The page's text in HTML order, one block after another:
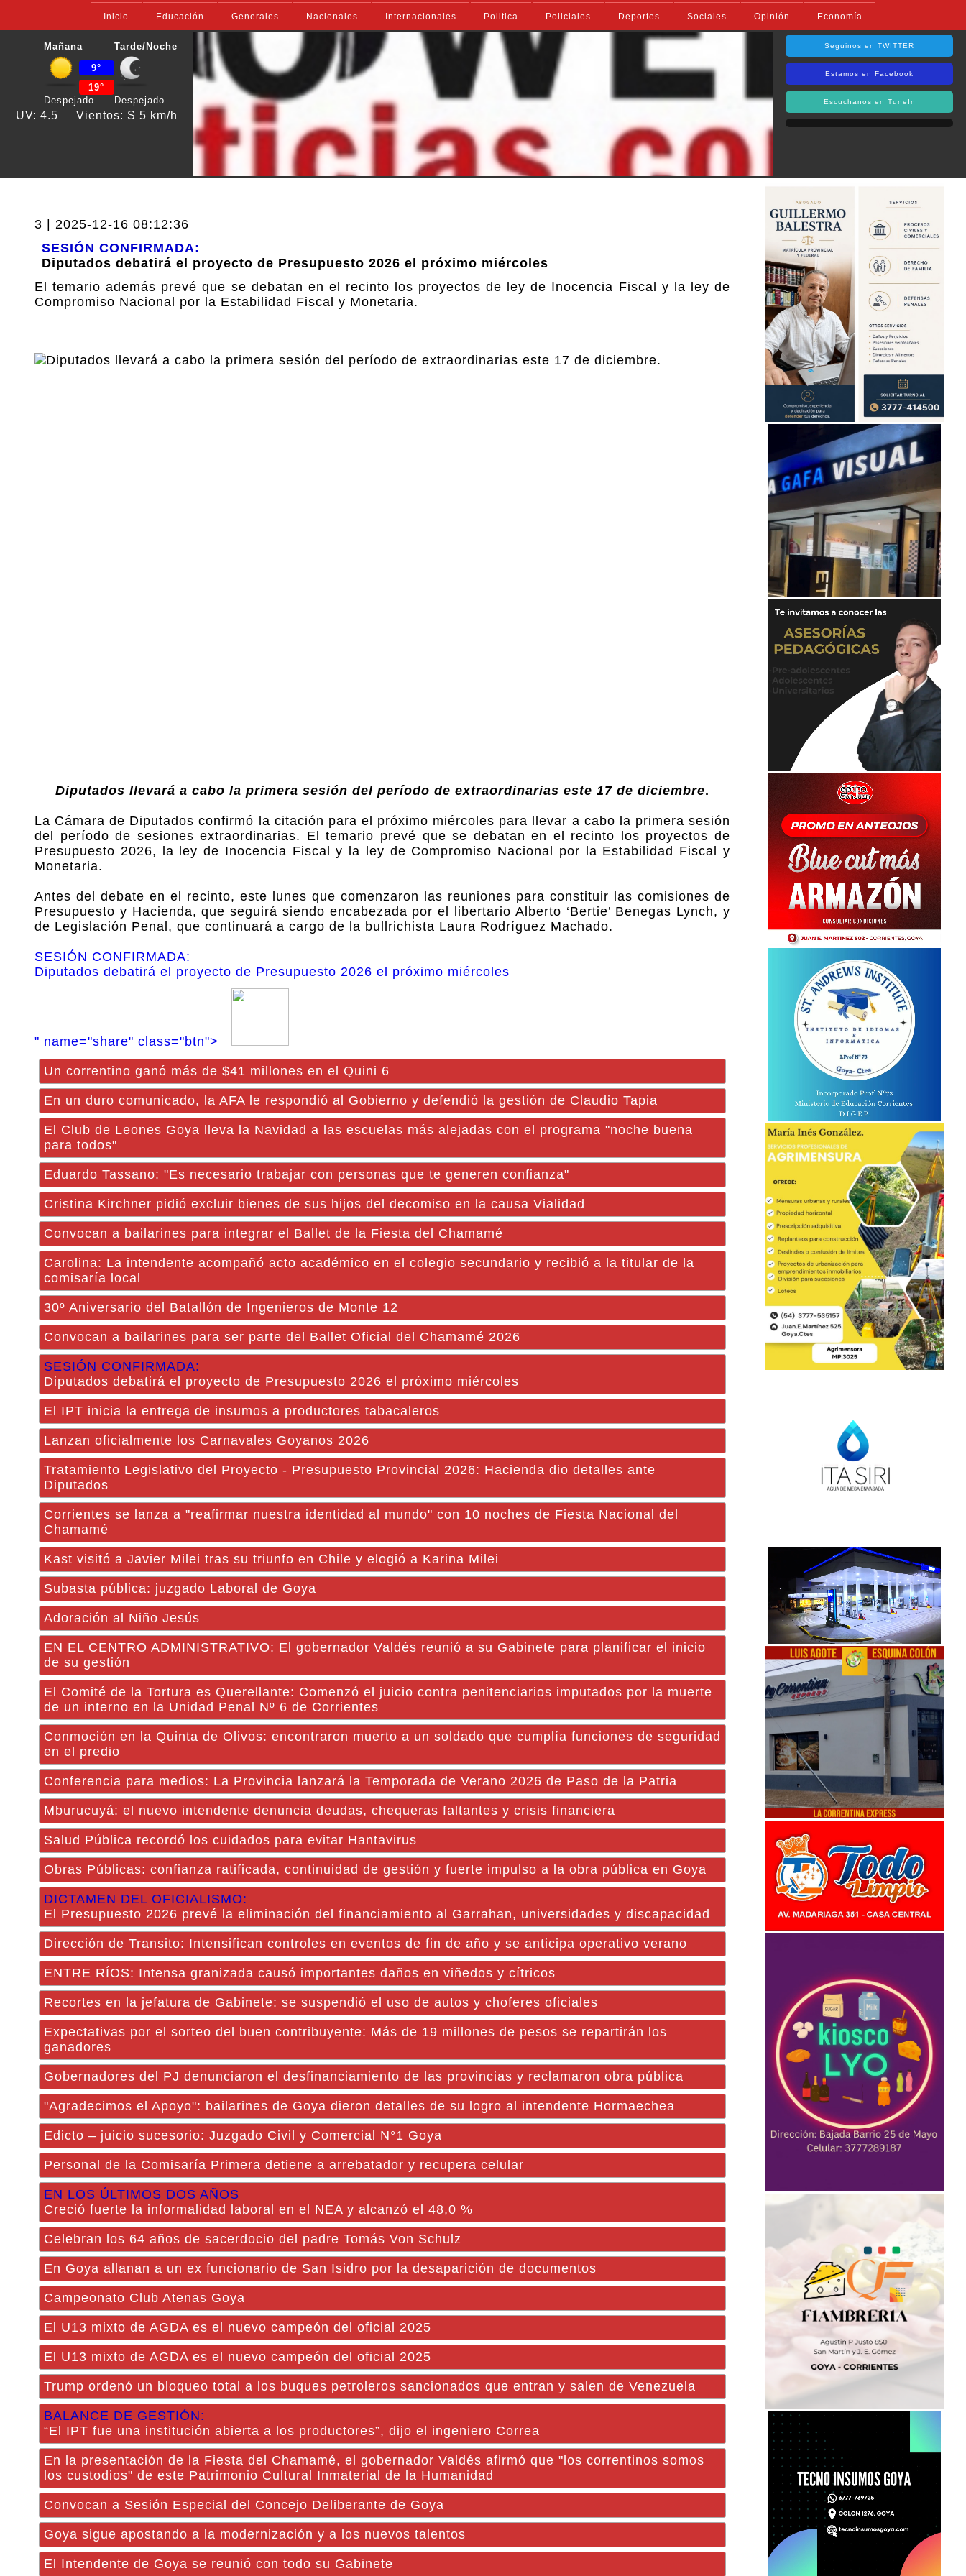
Inicio Educación Generales Nacionales Internacionales Politica Policiales Deportes Sociales Opinión Economía
Mañana
Despejado
9°
19°
Tarde/Noche
Despejado
UV: 4.5 Vientos: S 5 km/h
Seguinos en TWITTER
Estamos en Facebook
Escuchanos en TuneIn
3 | 2025-12-16 08:12:36
SESIÓN CONFIRMADA:
Diputados debatirá el proyecto de Presupuesto 2026 el próximo miércoles
El temario además prevé que se debatan en el recinto los proyectos de ley de Inocencia Fiscal y la ley de
Compromiso Nacional por la Estabilidad Fiscal y Monetaria.
Diputados llevará a cabo la primera sesión del período de extraordinarias este 17 de diciembre.
La Cámara de Diputados confirmó la citación para el próximo miércoles para llevar a cabo la primera sesión
del período de sesiones extraordinarias. El temario prevé que se debatan en el recinto los proyectos de
Presupuesto 2026, la ley de Inocencia Fiscal y la ley de Compromiso Nacional por la Estabilidad Fiscal y
Monetaria.
Antes del debate en el recinto, este lunes que comenzaron las reuniones para constituir las comisiones de
Presupuesto y Hacienda, que seguirá siendo encabezada por el libertario Alberto ‘Bertie’ Benegas Lynch, y
de Legislación Penal, que continuará a cargo de la bullrichista Laura Rodríguez Machado.
SESIÓN CONFIRMADA:
Diputados debatirá el proyecto de Presupuesto 2026 el próximo miércoles
" name="share" class="btn">
Un correntino ganó más de $41 millones en el Quini 6
En un duro comunicado, la AFA le respondió al Gobierno y defendió la gestión de Claudio Tapia
El Club de Leones Goya lleva la Navidad a las escuelas más alejadas con el programa "noche buena
para todos"
Eduardo Tassano: "Es necesario trabajar con personas que te generen confianza"
Cristina Kirchner pidió excluir bienes de sus hijos del decomiso en la causa Vialidad
Convocan a bailarines para integrar el Ballet de la Fiesta del Chamamé
Carolina: La intendente acompañó acto académico en el colegio secundario y recibió a la titular de la
comisaría local
30º Aniversario del Batallón de Ingenieros de Monte 12
Convocan a bailarines para ser parte del Ballet Oficial del Chamamé 2026
SESIÓN CONFIRMADA:
Diputados debatirá el proyecto de Presupuesto 2026 el próximo miércoles
El IPT inicia la entrega de insumos a productores tabacaleros
Lanzan oficialmente los Carnavales Goyanos 2026
Tratamiento Legislativo del Proyecto - Presupuesto Provincial 2026: Hacienda dio detalles ante
Diputados
Corrientes se lanza a "reafirmar nuestra identidad al mundo" con 10 noches de Fiesta Nacional del
Chamamé
Kast visitó a Javier Milei tras su triunfo en Chile y elogió a Karina Milei
Subasta pública: juzgado Laboral de Goya
Adoración al Niño Jesús
EN EL CENTRO ADMINISTRATIVO: El gobernador Valdés reunió a su Gabinete para planificar el inicio
de su gestión
El Comité de la Tortura es Querellante: Comenzó el juicio contra penitenciarios imputados por la muerte
de un interno en la Unidad Penal Nº 6 de Corrientes
Conmoción en la Quinta de Olivos: encontraron muerto a un soldado que cumplía funciones de seguridad
en el predio
Conferencia para medios: La Provincia lanzará la Temporada de Verano 2026 de Paso de la Patria
Mburucuyá: el nuevo intendente denuncia deudas, chequeras faltantes y crisis financiera
Salud Pública recordó los cuidados para evitar Hantavirus
Obras Públicas: confianza ratificada, continuidad de gestión y fuerte impulso a la obra pública en Goya
DICTAMEN DEL OFICIALISMO:
El Presupuesto 2026 prevé la eliminación del financiamiento al Garrahan, universidades y discapacidad
Dirección de Transito: Intensifican controles en eventos de fin de año y se anticipa operativo verano
ENTRE RÍOS: Intensa granizada causó importantes daños en viñedos y cítricos
Recortes en la jefatura de Gabinete: se suspendió el uso de autos y choferes oficiales
Expectativas por el sorteo del buen contribuyente: Más de 19 millones de pesos se repartirán los
ganadores
Gobernadores del PJ denunciaron el desfinanciamiento de las provincias y reclamaron obra pública
"Agradecimos el Apoyo": bailarines de Goya dieron detalles de su logro al intendente Hormaechea
Edicto – juicio sucesorio: Juzgado Civil y Comercial N°1 Goya
Personal de la Comisaría Primera detiene a arrebatador y recupera celular
EN LOS ÚLTIMOS DOS AÑOS
Creció fuerte la informalidad laboral en el NEA y alcanzó el 48,0 %
Celebran los 64 años de sacerdocio del padre Tomás Von Schulz
En Goya allanan a un ex funcionario de San Isidro por la desaparición de documentos
Campeonato Club Atenas Goya
El U13 mixto de AGDA es el nuevo campeón del oficial 2025
El U13 mixto de AGDA es el nuevo campeón del oficial 2025
Trump ordenó un bloqueo total a los buques petroleros sancionados que entran y salen de Venezuela
BALANCE DE GESTIÓN:
“El IPT fue una institución abierta a los productores”, dijo el ingeniero Correa
En la presentación de la Fiesta del Chamamé, el gobernador Valdés afirmó que "los correntinos somos
los custodios" de este Patrimonio Cultural Inmaterial de la Humanidad
Convocan a Sesión Especial del Concejo Deliberante de Goya
Goya sigue apostando a la modernización y a los nuevos talentos
El Intendente de Goya se reunió con todo su Gabinete